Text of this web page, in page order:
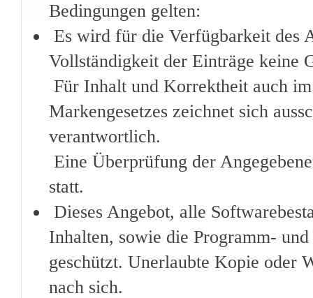
Bedingungen gelten:
Es wird für die Verfügbarkeit des
Vollständigkeit der Einträge keine
Für Inhalt und Korrektheit auch im
Markengesetzes zeichnet sich
verantwortlich.
Eine Überprüfung der
statt.
Dieses Angebot, alle
Inhalten, sowie die Programm-
geschützt. Unerlaubte Kopie oder
nach sich.